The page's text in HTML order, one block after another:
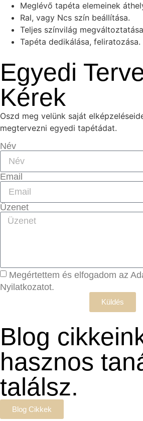
Meglévő tapéta elemeinek
Ral, vagy Ncs szín beállítása.
Teljes színvilág
Tapéta dedikálása, feliratozása.
Egyedi
Kérek
Oszd meg velünk saját
megtervezni egyedi tapétádat.
Név
Email
Üzenet
Megértettem és elfogadom az
Nyilatkozatot.
Küldés
Blog
hasznos
találsz.
Blog Cikkek